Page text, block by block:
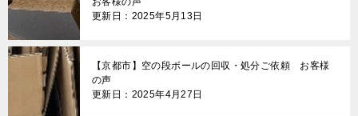
更新日：2025年5月13日
【京都市】空の段ボールの回収・処分ご依頼 お客様
の声
更新日：2025年4月27日